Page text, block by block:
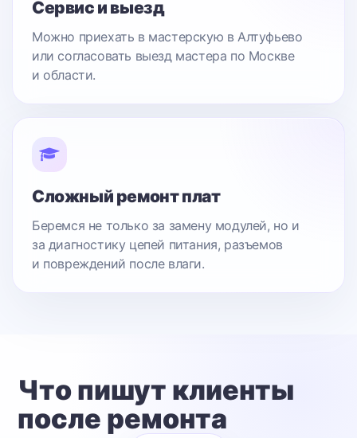
Сервис и выезд
Можно приехать в мастерскую в Алтуфьево
или согласовать выезд мастера по Москве
и области.
Сложный ремонт плат
Беремся не только за замену модулей, но и
за диагностику цепей питания, разъемов
и повреждений после влаги.
Что пишут клиенты
после ремонта